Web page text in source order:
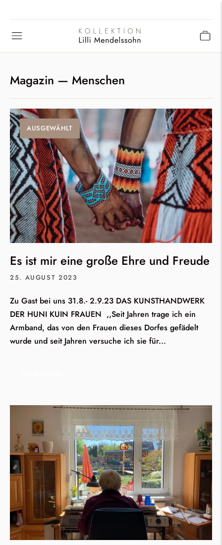
Magazin — Menschen
AUSGEWÄHLT
Es ist mir eine große Ehre und Freude
25. AUGUST 2023
Zu Gast bei uns 31.8.- 2.9.23 DAS KUNSTHANDWERK
DER HUNI KUIN FRAUEN ,,Seit Jahren trage ich ein
Armband, das von den Frauen dieses Dorfes gefädelt
wurde und seit Jahren versuche ich sie für...